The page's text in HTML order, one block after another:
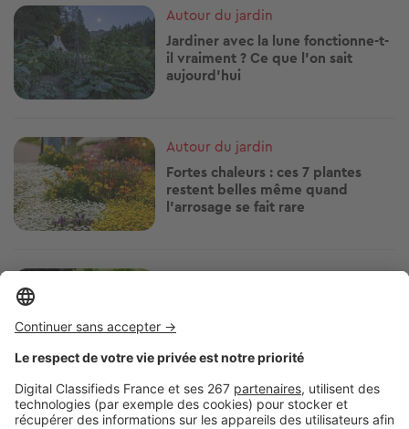
Image
Autour du jardin
Jardiner avec la lune fonctionne-t-
il vraiment ? Ce que l'on sait
aujourd'hui
Image
Autour du jardin
Fortes chaleurs : ces 7 plantes
restent belles même quand
l'arrosage se fait rare
Image
Autour du jardin
méthodes naturelles ont fait leurs
preuves